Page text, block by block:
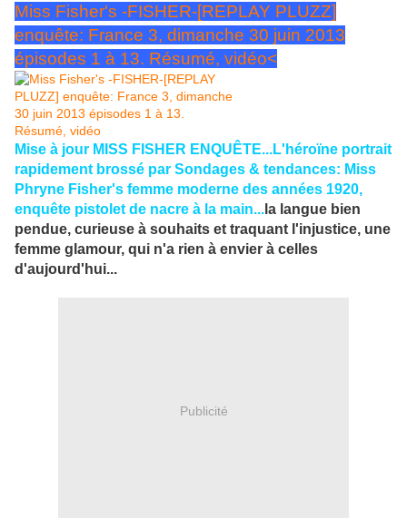
Miss Fisher's -FISHER-[REPLAY PLUZZ]
enquête: France 3, dimanche 30 juin 2013
épisodes 1 à 13. Résumé, vidéo<
Mise à jour MISS FISHER ENQUÊTE...L'héroïne portrait
rapidement brossé par Sondages & tendances: Miss
Phryne Fisher's femme moderne des années 1920,
enquête pistolet de nacre à la main... la langue bien
pendue, curieuse à souhaits et traquant l'injustice, une
femme glamour, qui n'a rien à envier à celles
d'aujourd'hui...
Publicité